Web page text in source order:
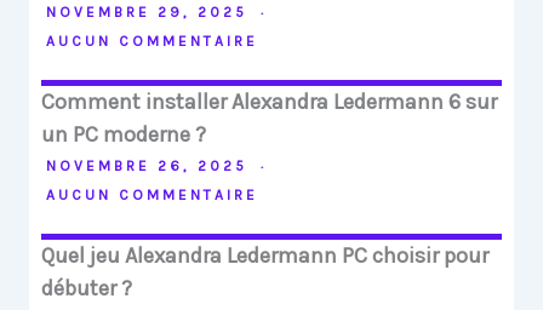
NOVEMBRE 29, 2025
AUCUN COMMENTAIRE
Comment installer Alexandra Ledermann 6 sur
un PC moderne ?
NOVEMBRE 26, 2025
AUCUN COMMENTAIRE
Quel jeu Alexandra Ledermann PC choisir pour
débuter ?